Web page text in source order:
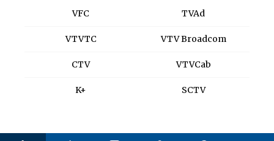
VFC
VTVTC
CTV
K+
TVAd
VTV Broadcom
VTVCab
SCTV